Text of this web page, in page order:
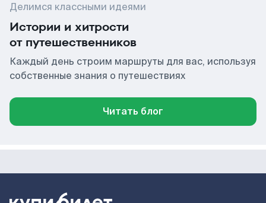
Делимся классными идеями
Истории и хитрости
от путешественников
Каждый день строим маршруты для вас, используя
собственные знания о путешествиях
Читать блог